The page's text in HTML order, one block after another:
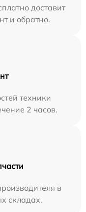
доставит
и обратно.
техники
2 часов.
в
складах.